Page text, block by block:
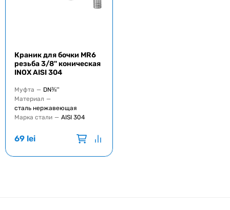
Краник для бочки MR6
резьба 3/8'' коническая
INOX AISI 304
Муфта — DN⅜''
Материал —
сталь нержавеющая
Марка стали — AISI 304
69 lei